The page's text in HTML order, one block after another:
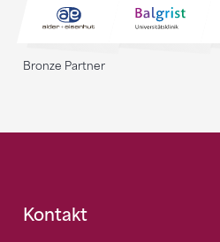
Bronze Partner
Fusszeile
Kontakt